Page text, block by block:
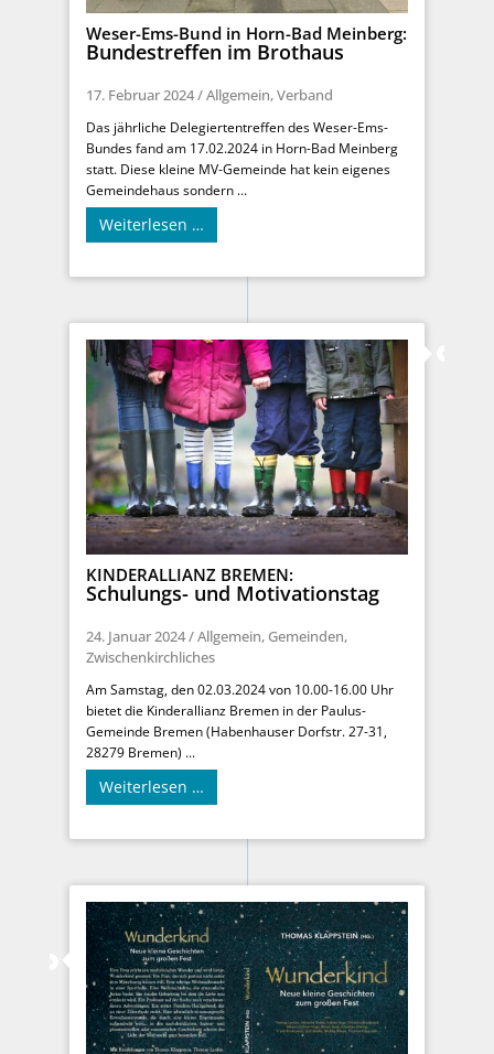
Weser-Ems-Bund in Horn-Bad Meinberg:
Bundestreffen im Brothaus
17. Februar 2024/Allgemein,Verband
Das jährliche Delegiertentreffen des Weser-Ems-
Bundes fand am 17.02.2024 in Horn-Bad Meinberg
statt. Diese kleine MV-Gemeinde hat kein eigenes
Gemeindehaus sondern ...
Weiterlesen …
KINDERALLIANZ BREMEN:
Schulungs- und Motivationstag
24. Januar 2024/Allgemein, Gemeinden,
Zwischenkirchliches
Am Samstag, den 02.03.2024 von 10.00-16.00 Uhr
bietet die Kinderallianz Bremen in der Paulus-
Gemeinde Bremen (Habenhauser Dorfstr. 27-31,
28279 Bremen) ...
Weiterlesen …